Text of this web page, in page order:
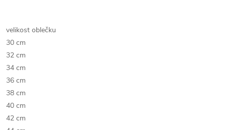
velikost oblečku
30 cm
32 cm
34 cm
36 cm
38 cm
40 cm
42 cm